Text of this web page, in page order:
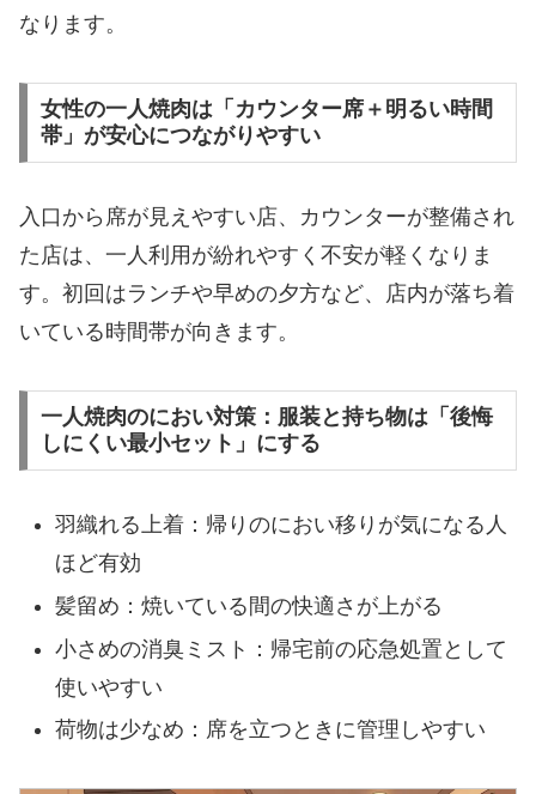
なります。
女性の一人焼肉は「カウンター席＋明るい時間
帯」が安心につながりやすい
入口から席が見えやすい店、カウンターが整備され
た店は、一人利用が紛れやすく不安が軽くなりま
す。初回はランチや早めの夕方など、店内が落ち着
いている時間帯が向きます。
一人焼肉のにおい対策：服装と持ち物は「後悔
しにくい最小セット」にする
羽織れる上着：帰りのにおい移りが気になる人
ほど有効
髪留め：焼いている間の快適さが上がる
小さめの消臭ミスト：帰宅前の応急処置として
使いやすい
荷物は少なめ：席を立つときに管理しやすい